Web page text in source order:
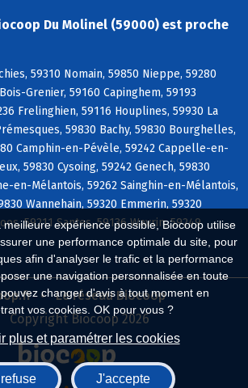
expérience possible, Biocoop utilise
une performance optimale du site, pour
afin d'analyser le trafic et la performance
une navigation personnalisée en toute
changer d'avis à tout moment en
vos cookies. OK pour vous ?
plus et paramétrer les cookies
J'accepte
Du Molinel (59000) est proche
59310 Nomain, 59850 Nieppe, 59280
Grenier, 59160 Capinghem, 59193
Frelinghien, 59116 Houplines, 59930 La
59830 Bachy, 59830 Bourghelles,
Camphin-en-Pévèle, 59242 Cappelle-en-
59830 Cysoing, 59242 Genech, 59830
en-Mélantois, 59262 Sainghin-en-Mélantois,
Wannehain, 59320 Emmerin, 59320
59211 Santes, 59136 Wavrin, 59249
Le réseau Biocoop
Copyright Biocoop 2026